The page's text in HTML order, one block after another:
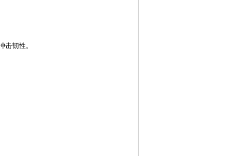
击韧性。